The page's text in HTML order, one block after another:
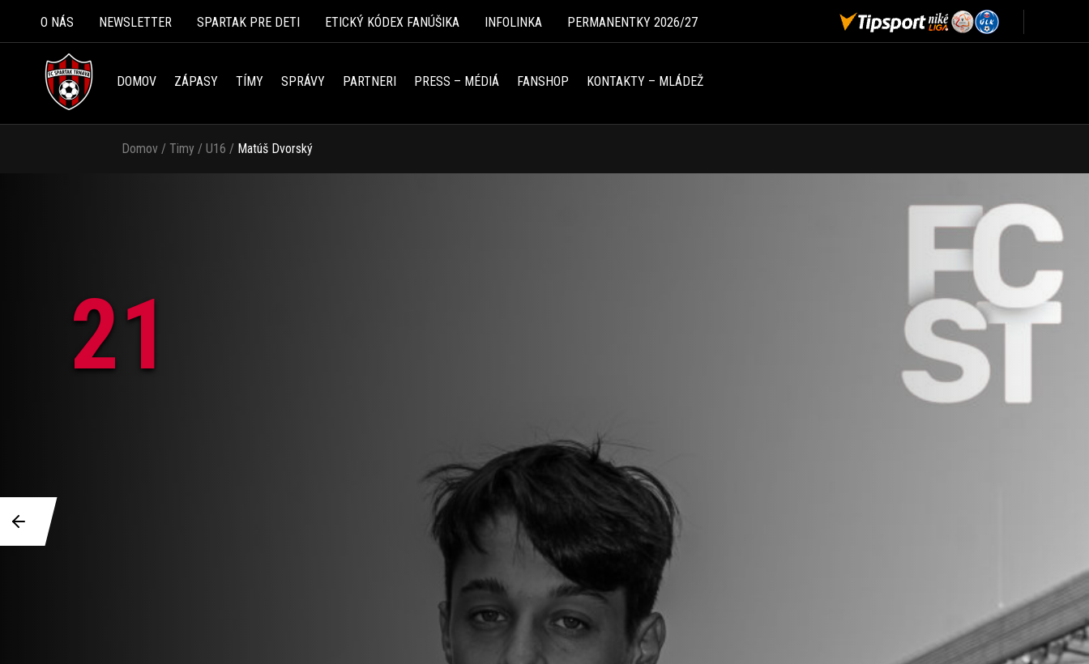
O NÁS NEWSLETTER SPARTAK PRE DETI ETICKÝ KÓDEX FANÚŠIKA INFOLINKA PERMANENTKY 2026/27
DOMOV ZÁPASY TÍMY SPRÁVY PARTNERI PRESS – MÉDIÁ FANSHOP KONTAKTY – MLÁDEŽ
Domov / Timy / U16 / Matúš Dvorský
21